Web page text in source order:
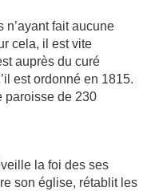
n’ayant fait aucune
cela, il est vite
auprès du curé
est ordonné en 1815.
paroisse de 230
la foi des ses
son église, rétablit les